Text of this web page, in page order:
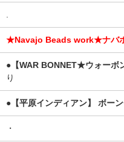
★Navajo Beads work★ナバ
●【WAR BONNET★ウォーボ
り
●【平原インディアン】 ボー
・